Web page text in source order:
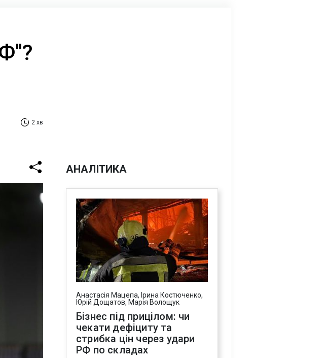
2 хв
АНАЛІТИКА
Анастасія Мацепа, Ірина Костюченко,
Юрій Дощатов, Марія Волощук
Бізнес під прицілом: чи
чекати дефіциту та
стрибка цін через удари
РФ по складах